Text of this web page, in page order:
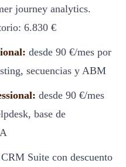
journey analytics.
6.830 €
desde 90 €/mes por
secuencias y ABM
desde 90 €/mes
base de
CRM Suite con descuento